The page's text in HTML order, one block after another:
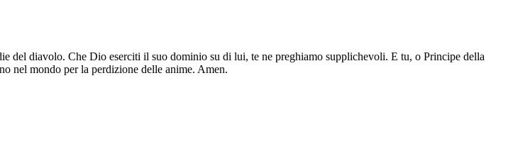
del diavolo. Che Dio eserciti il suo dominio su di lui, te ne preghiamo supplichevoli. E tu, o Principe della
nel mondo per la perdizione delle anime. Amen.